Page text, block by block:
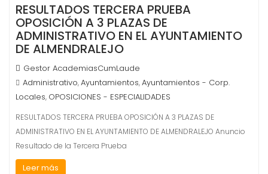
RESULTADOS TERCERA PRUEBA
OPOSICIÓN A 3 PLAZAS DE
ADMINISTRATIVO EN EL AYUNTAMIENTO
DE ALMENDRALEJO
Gestor AcademiasCumLaude
Administrativo,Ayuntamientos,Ayuntamientos - Corp.
Locales, OPOSICIONES - ESPECIALIDADES
RESULTADOS TERCERA PRUEBA OPOSICIÓN A 3 PLAZAS DE
ADMINISTRATIVO EN EL AYUNTAMIENTO DE ALMENDRALEJO Anuncio
Resultado de la Tercera Prueba
Leer más